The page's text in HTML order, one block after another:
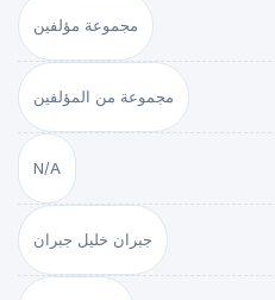
مجموعة مؤلفين
مجموعة من المؤلفين
N/A
جبران خليل جبران